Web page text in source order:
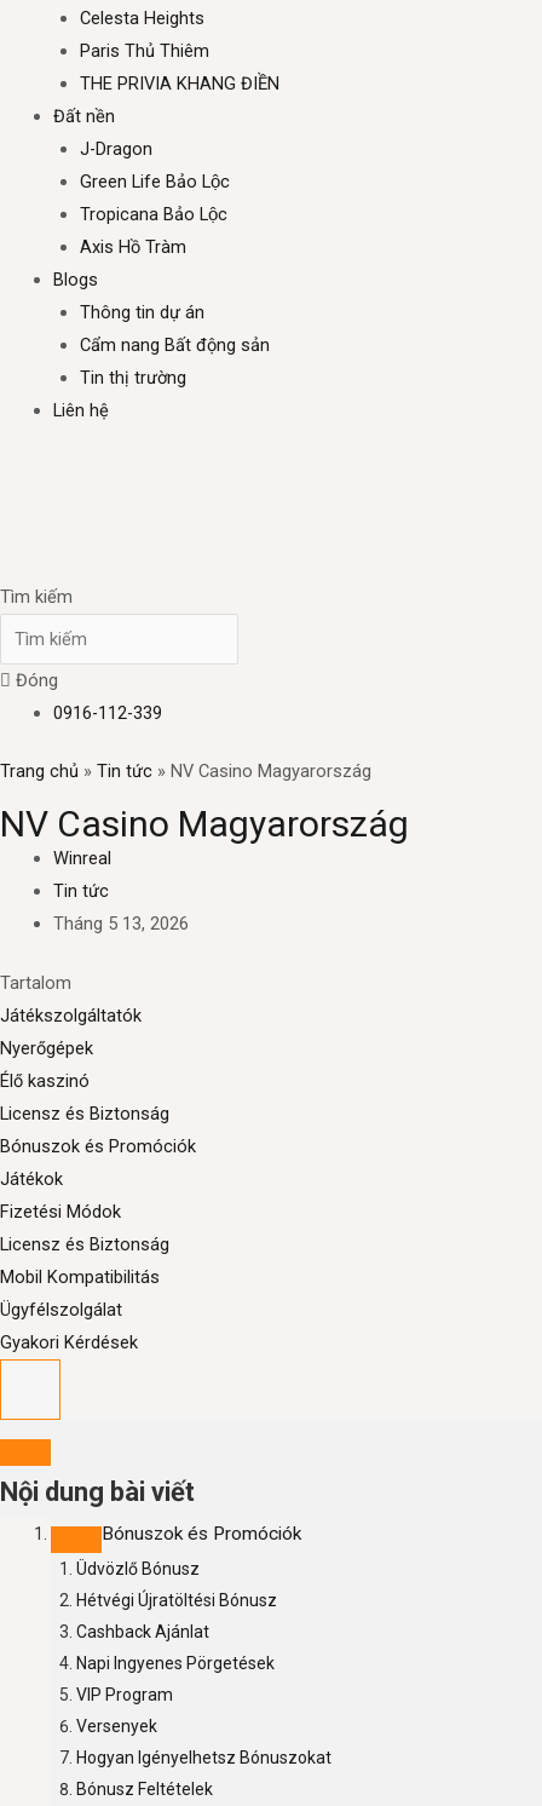
Celesta Heights
Paris Thủ Thiêm
THE PRIVIA KHANG ĐIỀN
Đất nền
J-Dragon
Green Life Bảo Lộc
Tropicana Bảo Lộc
Axis Hồ Tràm
Blogs
Thông tin dự án
Cẩm nang Bất động sản
Tin thị trường
Liên hệ
Tìm kiếm
Đóng
0916-112-339
Trang chủ » Tin tức » NV Casino Magyarország
NV Casino Magyarország
Winreal
Tin tức
Tháng 5 13, 2026
Tartalom
Játékszolgáltatók
Nyerőgépek
Élő kaszinó
Licensz és Biztonság
Bónuszok és Promóciók
Játékok
Fizetési Módok
Licensz és Biztonság
Mobil Kompatibilitás
Ügyfélszolgálat
Gyakori Kérdések
Nội dung bài viết
Bónuszok és Promóciók
Üdvözlő Bónusz
Hétvégi Újratöltési Bónusz
Cashback Ajánlat
Napi Ingyenes Pörgetések
VIP Program
Versenyek
Hogyan Igényelhetsz Bónuszokat
Bónusz Feltételek